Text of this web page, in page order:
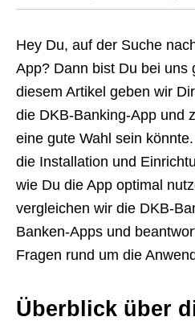
Hey Du, auf der Suche
App? Dann bist Du bei uns
diesem Artikel geben wir
die DKB-Banking-App und
eine gute Wahl sein
die Installation und
wie Du die App optimal
vergleichen wir die DKB-
Banken-Apps und
Fragen rund um die
Überblick über